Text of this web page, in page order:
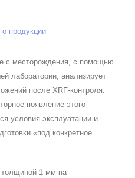
продукции
с месторождения, с помощью
лаборатории, анализирует
после XRF-контроля.
появление этого
условия эксплуатации и
«под конкретное
толщиной 1 мм на